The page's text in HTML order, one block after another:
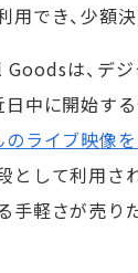
でき、少額
は、デジ
中に開始す
のライブ映像
として利用さ
手軽さが売りだ